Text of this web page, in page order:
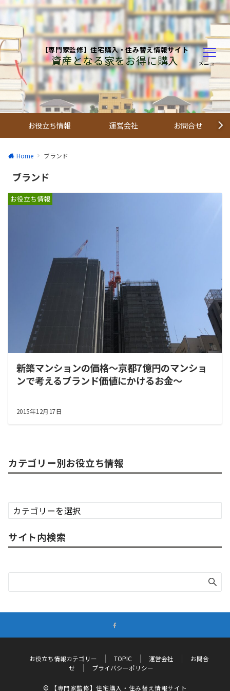
【専門家監修】住宅購入・住み替え情報サイト
資産となる家をお得に購入 メニュー
お役立ち情報 運営会社 お問合せ
Home ブランド
ブランド
お役立ち情報
新築マンションの価格～京都7億円のマンショ
ンで考えるブランド価値にかけるお金～
2015年12月17日
カテゴリー別お役立ち情報
カ
テ
リ
ー
お
立
サイト内検索
お役立ち情報カテゴリー TOPIC 運営会社
お問合
せ
プライバシーポリシー
© 【専門家監修】住宅購入・住み替え情報サイト